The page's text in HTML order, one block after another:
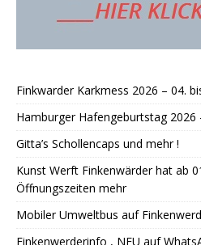
Finkwarder Karkmess 2026 – 04.
Hamburger Hafengeburtstag 2026
Gitta’s Schollencaps und mehr !
Kunst Werft Finkenwärder hat ab
Öffnungszeiten mehr
Mobiler Umweltbus auf
Finkenwerderinfo , NEU auf